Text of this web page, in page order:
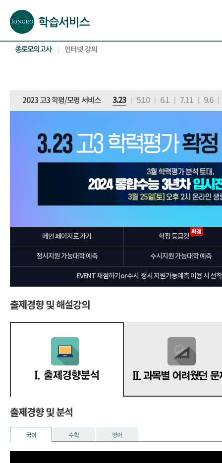
2023 고3 학평/모평 서비스 3.23ㅣ 5.10ㅣ 6.1 7.11 9.6
메인 페이지로 가기 확정 등급컷
정시지원 가능대학 예측 수시지원 가능대학 예측
EVENT 채점하기or수시·정시 지원가능예측 이용 시 선
출제경향 및 해설강의
출제경향 및 분석